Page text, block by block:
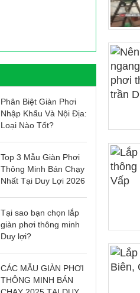
Phân Biệt Giàn Phơi
Nhập Khẩu Và Nội Địa:
Loại Nào Tốt?
Top 3 Mẫu Giàn Phơi
Thông Minh Bán Chạy
Nhất Tại Duy Lợi 2026
Tại sao bạn chọn lắp
giàn phơi thông minh
Duy lợi?
CÁC MẪU GIÀN PHƠI
THÔNG MINH BÁN